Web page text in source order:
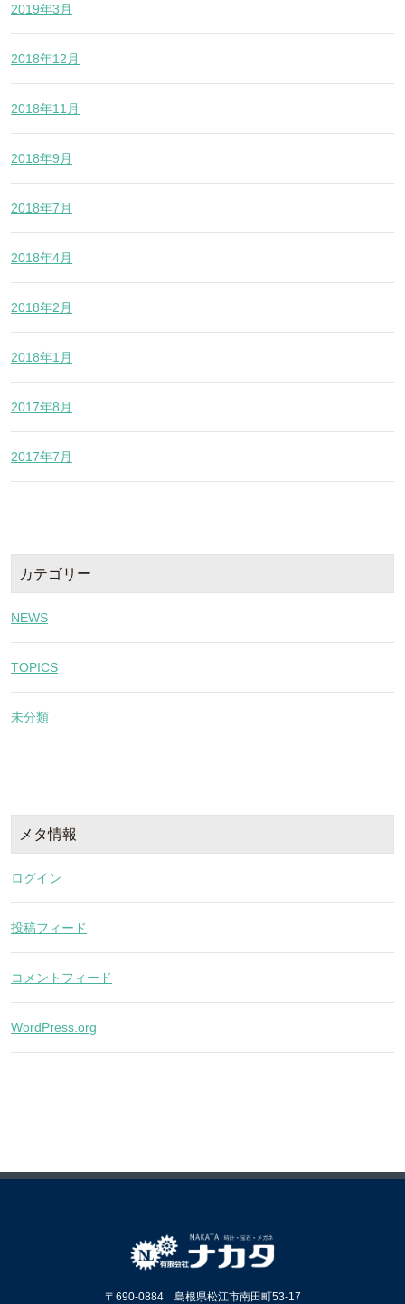
2019年3月
2018年12月
2018年11月
2018年9月
2018年7月
2018年4月
2018年2月
2018年1月
2017年8月
2017年7月
カテゴリー
NEWS
TOPICS
未分類
メタ情報
ログイン
投稿フィード
コメントフィード
WordPress.org
〒690-0884 島根県松江市南田町53-17